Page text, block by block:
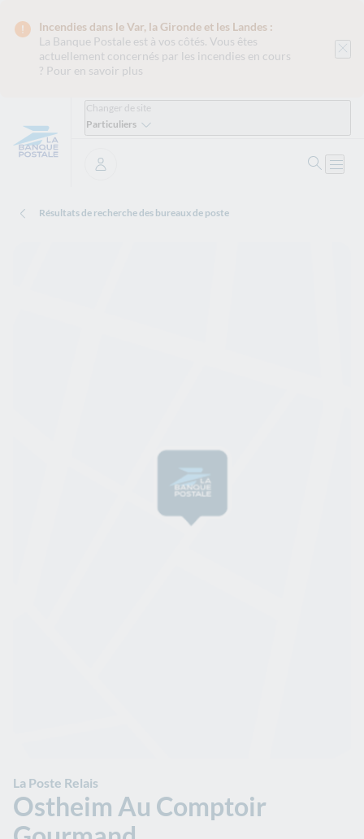
Incendies dans le Var, la Gironde et les Landes :
La Banque Postale est à vos côtés. Vous êtes
actuellement concernés par les incendies en cours
? Pour en savoir plus
Changer de site
Particuliers
Se connecter
Résultats de recherche des bureaux de poste
La Poste Relais
Ostheim Au Comptoir